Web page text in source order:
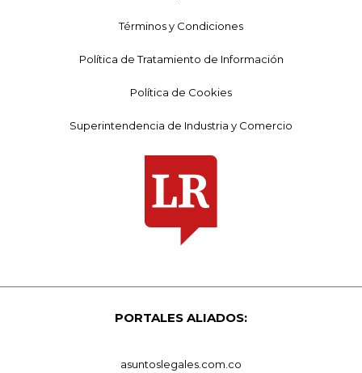
Términos y Condiciones
Política de Tratamiento de Información
Política de Cookies
Superintendencia de Industria y Comercio
PORTALES ALIADOS:
asuntoslegales.com.co